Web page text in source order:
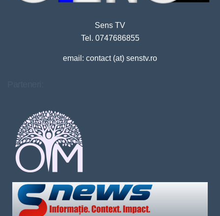
Sens TV
Tel. 0747686855
email: contact (at) senstv.ro